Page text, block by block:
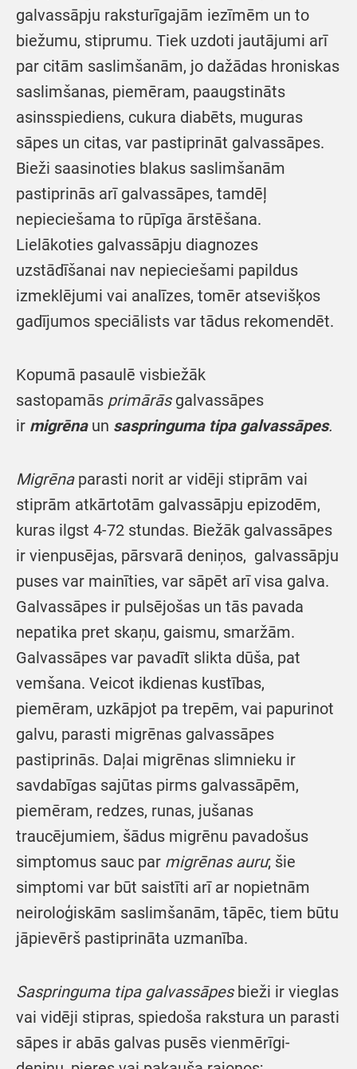
galvassāpju raksturīgajām iezīmēm un to
biežumu, stiprumu. Tiek uzdoti jautājumi arī
par citām saslimšanām, jo dažādas hroniskas
saslimšanas, piemēram, paaugstināts
asinsspiediens, cukura diabēts, muguras
sāpes un citas, var pastiprināt galvassāpes.
Bieži saasinoties blakus saslimšanām
pastiprinās arī galvassāpes, tamdēļ
nepieciešama to rūpīga ārstēšana.
Lielākoties galvassāpju diagnozes
uzstādīšanai nav nepieciešami papildus
izmeklējumi vai analīzes, tomēr atsevišķos
gadījumos speciālists var tādus rekomendēt.
Kopumā pasaulē visbiežāk
sastopamās primārāsgalvassāpes
ir migrēna un saspringuma tipa galvassāpes.
Migrēnaparasti norit ar vidēji stiprām vai
stiprām atkārtotām galvassāpju epizodēm,
kuras ilgst 4-72 stundas. Biežāk galvassāpes
ir vienpusējas, pārsvarā deniņos, galvassāpju
puses var mainīties, var sāpēt arī visa galva.
Galvassāpes ir pulsējošas un tās pavada
nepatika pret skaņu, gaismu, smaržām.
Galvassāpes var pavadīt slikta dūša, pat
vemšana. Veicot ikdienas kustības,
piemēram, uzkāpjot pa trepēm, vai papurinot
galvu, parasti migrēnas galvassāpes
pastiprinās. Daļai migrēnas slimnieku ir
savdabīgas sajūtas pirms galvassāpēm,
piemēram, redzes, runas, jušanas
traucējumiem, šādus migrēnu pavadošus
simptomus sauc par migrēnas auru; šie
simptomi var būt saistīti arī ar nopietnām
neiroloģiskām saslimšanām, tāpēc, tiem būtu
jāpievērš pastiprināta uzmanība.
Saspringuma tipa galvassāpesbieži ir vieglas
vai vidēji stipras, spiedoša rakstura un parasti
sāpes ir abās galvas pusēs vienmērīgi-